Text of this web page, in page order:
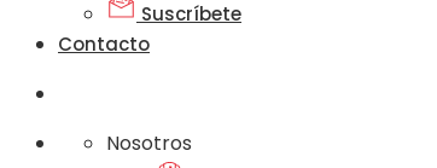
Suscríbete
Contacto
Nosotros